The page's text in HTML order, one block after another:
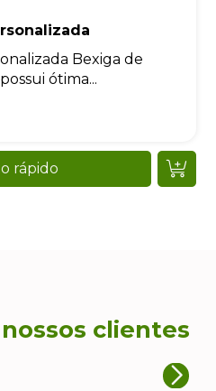
Bexiga de
ótima...
rápido
clientes